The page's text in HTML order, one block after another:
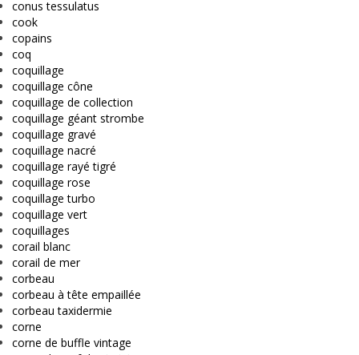
conus tessulatus
cook
copains
coq
coquillage
coquillage cône
coquillage de collection
coquillage géant strombe
coquillage gravé
coquillage nacré
coquillage rayé tigré
coquillage rose
coquillage turbo
coquillage vert
coquillages
corail blanc
corail de mer
corbeau
corbeau à tête empaillée
corbeau taxidermie
corne
corne de buffle vintage